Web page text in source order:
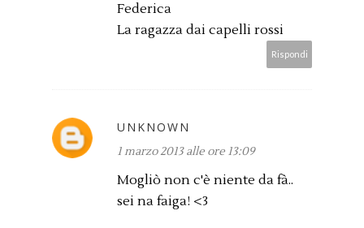
Federica
La ragazza dai capelli rossi
Rispondi
UNKNOWN
1 marzo 2013 alle ore 13:09
Mogliò non c'è niente da fà..
sei na faiga! <3